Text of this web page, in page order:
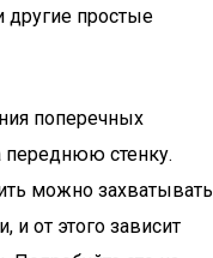
другие простые
поперечных
переднюю стенку.
можно захватывать
и от этого зависит